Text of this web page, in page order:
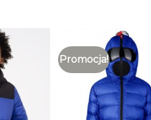
Promocja!